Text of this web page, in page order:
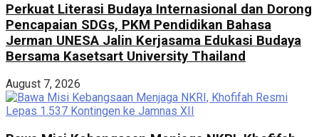
Perkuat Literasi Budaya Internasional dan Dorong
Pencapaian SDGs, PKM Pendidikan Bahasa
Jerman UNESA Jalin Kerjasama Edukasi Budaya
Bersama Kasetsart University Thailand
August 7, 2026